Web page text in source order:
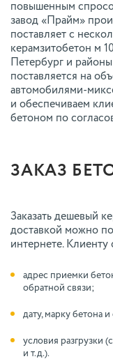
повышенным
завод «Прайм»
поставляет с
керамзитобетон м
Петербург и
поставляется на
автомобилями-
и обеспечиваем
бетоном по
ЗАКАЗ
Заказать дешевый
доставкой можно
интернете.
адрес приемки
обратной связи;
дату, марку бетона
условия разгрузки
и т.д.).